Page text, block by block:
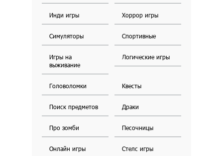
Инди игры Хоррор игры
Симуляторы Спортивные
Игры на
выживание
Логические игры
Головоломки Квесты
Поиск предметов Драки
Про зомби Песочницы
Онлайн игры Стелс игры